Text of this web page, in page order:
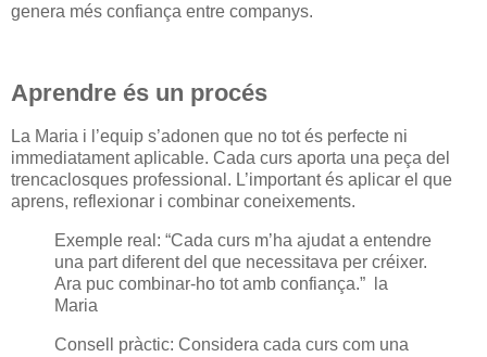
genera més confiança entre companys.
Aprendre és un procés
La Maria i l’equip s’adonen que no tot és perfecte ni
immediatament aplicable. Cada curs aporta una peça del
trencaclosques professional. L’important és aplicar el que
aprens, reflexionar i combinar coneixements.
Exemple real: “Cada curs m’ha ajudat a entendre
una part diferent del que necessitava per créixer.
Ara puc combinar-ho tot amb confiança.” la
Maria
Consell pràctic: Considera cada curs com una